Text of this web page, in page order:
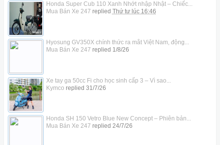
Honda Super Cub 110 Xanh Nhớt nhập Nhật – Chiếc...
Mua Bán Xe 247 replied Thứ tư lúc 16:46
Hyosung GV350X chính thức ra mắt Việt Nam, động...
Mua Bán Xe 247 replied 1/8/26
Xe tay ga 50cc Fi cho học sinh cấp 3 – Vì sao...
Kymco replied 31/7/26
Honda SH 150 Vetro Blue New Concept – Phiên bản...
Mua Bán Xe 247 replied 24/7/26